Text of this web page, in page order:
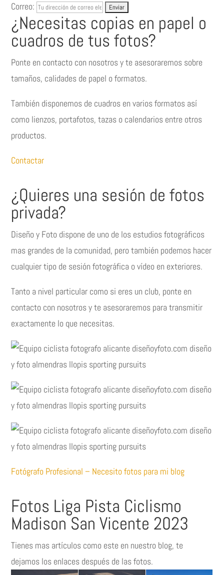
Correo:
¿Necesitas copias en papel o
cuadros de tus fotos?
Ponte en contacto con nosotros y te asesoraremos sobre
tamaños, calidades de papel o formatos.
También disponemos de cuadros en varios formatos así
como lienzos, portafotos, tazas o calendarios entre otros
productos.
Contactar
¿Quieres una sesión de fotos
privada?
Diseño y Foto dispone de uno de los estudios fotográficos
mas grandes de la comunidad, pero también podemos hacer
cualquier tipo de sesión fotográfica o vídeo en exteriores.
Tanto a nivel particular como si eres un club, ponte en
contacto con nosotros y te asesoraremos para transmitir
exactamente lo que necesitas.
Fotógrafo Profesional – Necesito fotos para mi blog
Fotos Liga Pista Ciclismo
Madison San Vicente 2023
Tienes mas artículos como este en nuestro blog, te
dejamos los enlaces después de las fotos.